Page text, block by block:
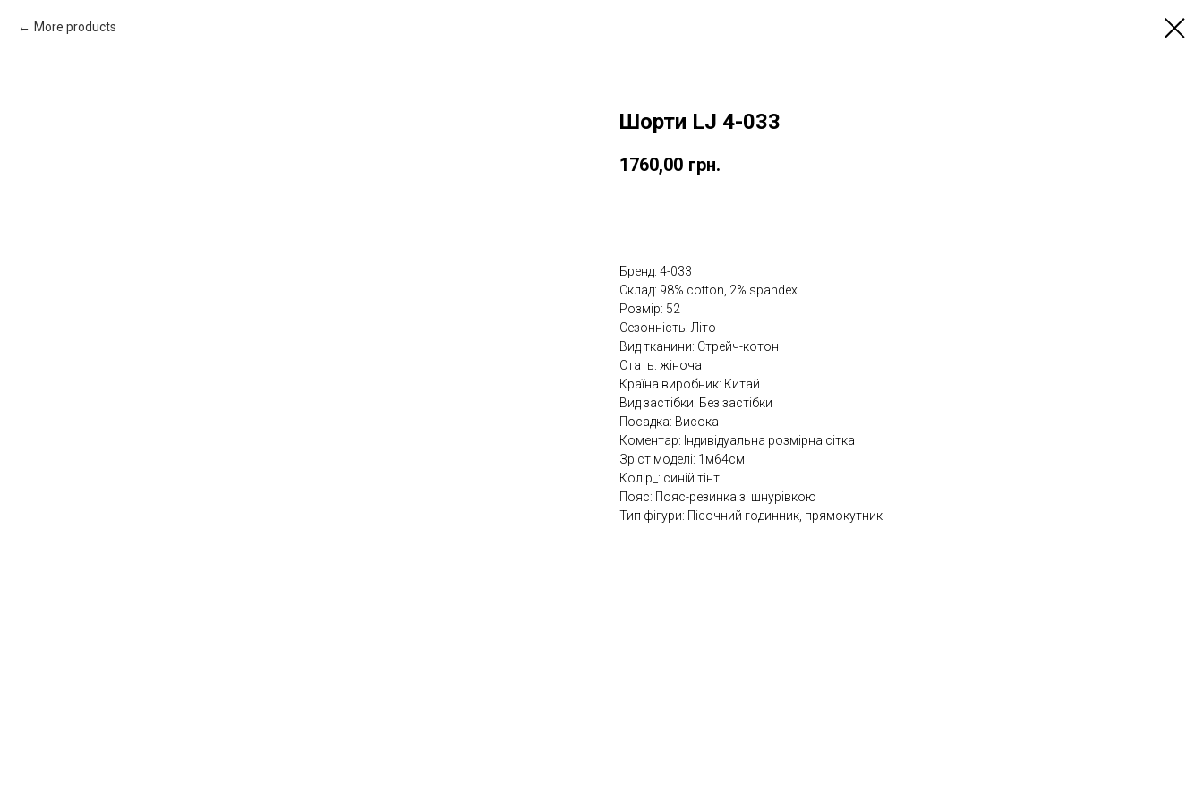
More products
Шорти LJ 4-033
1760,00 грн.
Бренд: 4-033
Склад: 98% cotton, 2% spandex
Розмір: 52
Сезонність: Літо
Вид тканини: Стрейч-котон
Стать: жіноча
Країна виробник: Китай
Вид застібки: Без застібки
Посадка: Висока
Коментар: Індивідуальна розмірна сітка
Зріст моделі: 1м64см
Колір_: синій тінт
Пояс: Пояс-резинка зі шнурівкою
Тип фігури: Пісочний годинник, прямокутник